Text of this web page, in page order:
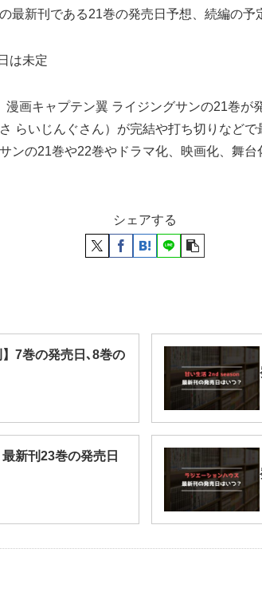
新刊である21巻の発売日予想、続編の予
は未定
画キャプテン翼 ライジングサンの21巻が
らいじんぐさん）が完結や打ち切りなど
ンの21巻や22巻やドラマ化、映画化、舞
シェアする
7巻の発売日､8巻の
新刊23巻の発売日